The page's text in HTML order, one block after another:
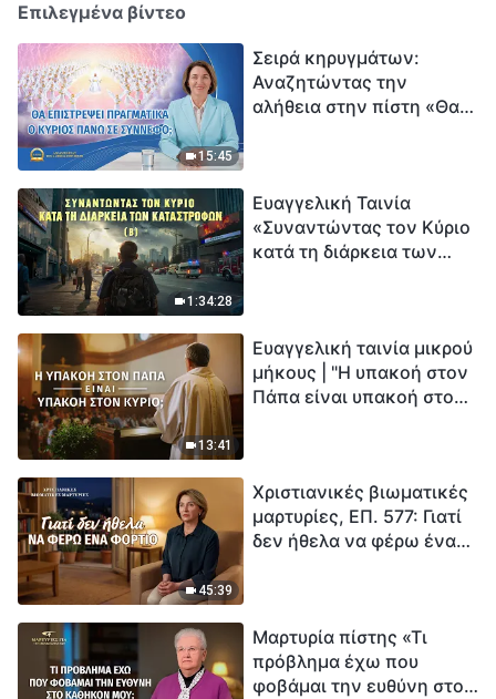
Επιλεγμένα βίντεο
15:45
Σειρά κηρυγμάτων:
Αναζητώντας την
αλήθεια στην πίστη «Θα
1:34:28
Ευαγγελική Ταινία
«Συναντώντας τον Κύριο
κατά τη διάρκεια των
εξαφάνισης». Οι
καταστροφές χτυπούν.
Ξεκινά η αντίστροφη
13:41
Ευαγγελική ταινία μικρού
μήκους | "Η υπακοή στον
Πάπα είναι υπακοή στον
45:39
Χριστιανικές βιωματικές
μαρτυρίες, ΕΠ. 577: Γιατί
δεν ήθελα να φέρω ένα
Μαρτυρία πίστης «Τι
πρόβλημα έχω που
φοβάμαι την ευθύνη στο